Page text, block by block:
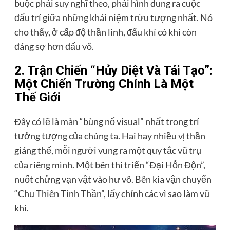
buộc phải suy nghĩ theo, phải hình dung ra cuộc
đấu trí giữa những khái niệm trừu tượng nhất. Nó
cho thấy, ở cấp độ thần linh, đấu khí có khi còn
đáng sợ hơn đấu võ.
2. Trận Chiến “Hủy Diệt Và Tái Tạo”:
Một Chiến Trường Chính Là Một
Thế Giới
Đây có lẽ là màn “bùng nổ visual” nhất trong trí
tưởng tượng của chúng ta. Hai hay nhiều vị thần
giáng thế, mỗi người vung ra một quy tắc vũ trụ
của riêng mình. Một bên thi triển “Đại Hỗn Độn”,
nuốt chửng vạn vật vào hư vô. Bên kia vận chuyển
“Chu Thiên Tinh Thần”, lấy chính các vì sao làm vũ
khí.